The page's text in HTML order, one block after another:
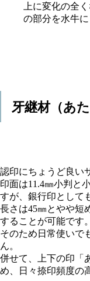
上に変化の全
の部分を水牛
牙継材（あ
認印にちょうど良い
印面は11.4㎜小判と
すが、銀行印として
長さは45㎜とやや短
することが可能です。
そのため日常使いで
ん。
併せて、上下の印「
め、日々捺印頻度の